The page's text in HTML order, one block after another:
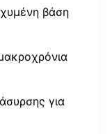
βάση
για